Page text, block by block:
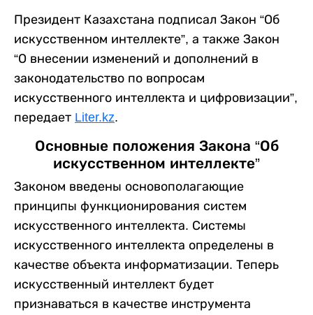
Президент Казахстана подписал Закон “Об
искусственном интеллекте”, а также Закон
“О внесении изменений и дополнений в
законодательство по вопросам
искусственного интеллекта и цифровизации”,
передает Liter.kz.
Основные положения Закона “Об
искусственном интеллекте”
Законом введены основополагающие
принципы функционирования систем
искусственного интеллекта. Системы
искусственного интеллекта определены в
качестве объекта информатизации. Теперь
искусственный интеллект будет
признаваться в качестве инструмента